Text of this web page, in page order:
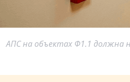
АПС на объектах Ф1.1 должна